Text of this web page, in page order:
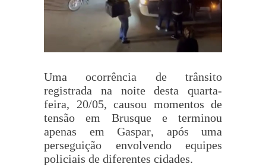
Uma ocorrência de trânsito
registrada na noite desta quarta-
feira, 20/05, causou momentos de
tensão em Brusque e terminou
apenas em Gaspar, após uma
perseguição envolvendo equipes
policiais de diferentes cidades.